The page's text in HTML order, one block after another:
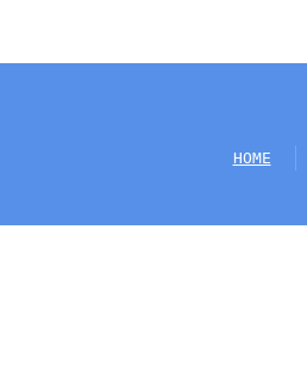
HOME